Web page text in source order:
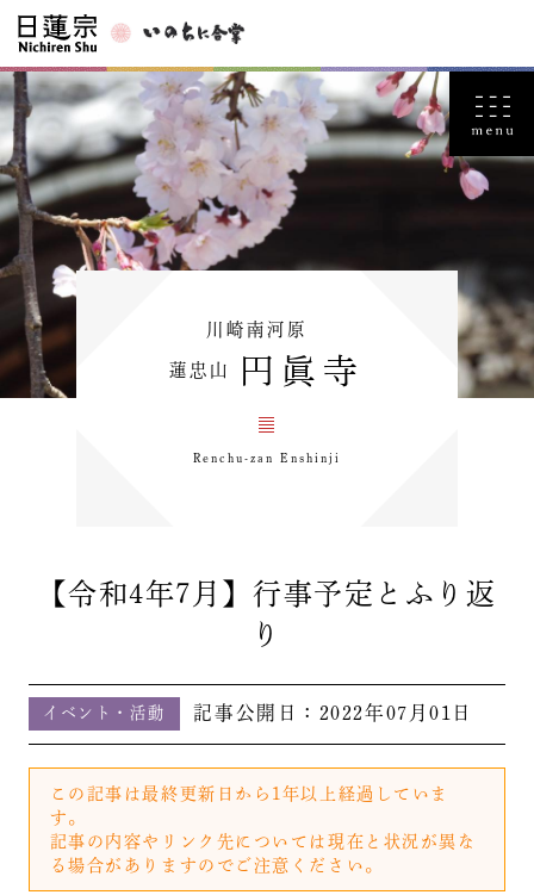
川崎南河原
蓮忠山 円眞寺
Renchu-zan Enshinji
【令和4年7月】行事予定とふり返
り
イベント・活動 記事公開日： 2022年07月01日
この記事は最終更新日から1年以上経過していま
す。
記事の内容やリンク先については現在と状況が異な
る場合がありますのでご注意ください。